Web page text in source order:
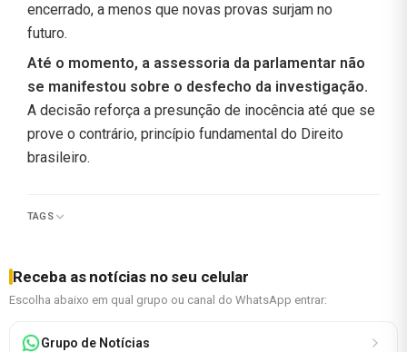
encerrado, a menos que novas provas surjam no
futuro.
Até o momento, a assessoria da parlamentar não
se manifestou sobre o desfecho da investigação.
A decisão reforça a presunção de inocência até que se
prove o contrário, princípio fundamental do Direito
brasileiro.
TAGS
Receba as notícias no seu celular
Escolha abaixo em qual grupo ou canal do WhatsApp entrar:
Grupo de Notícias